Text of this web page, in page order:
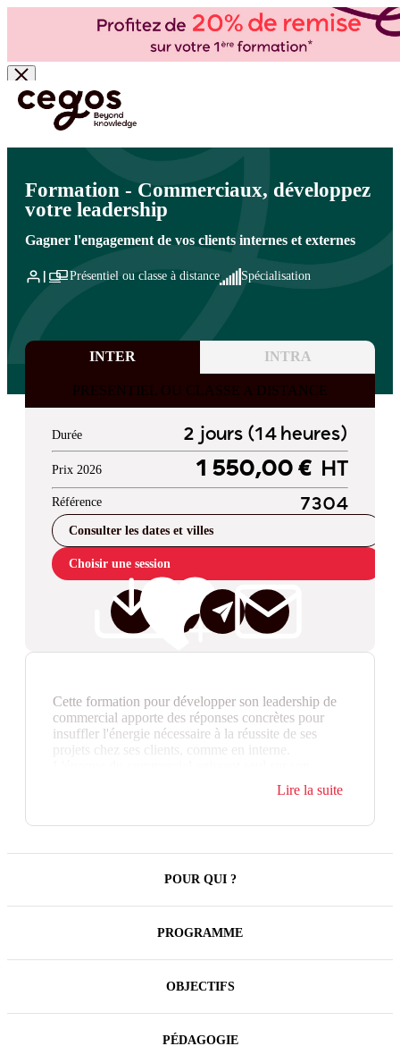
Skip to main content
Vous êtes ici : Accueil >Cegos, organisme de formation à Paris et en régions
>Vente et négociation
Formation - Commerciaux, développez
votre leadership
Gagner l'engagement de vos clients internes et externes
Présentiel ou classe à distance Spécialisation
INTER INTRA
PRESENTIEL OU CLASSE A DISTANCE
Durée 2 jours (14 heures)
Prix 2026 1 550,00 € HT
Référence 7304
Consulter les dates et villes
Choisir une session
Cette formation pour développer son leadership de
commercial apporte des réponses concrètes pour
insuffler l'énergie nécessaire à la réussite de ses
projets chez ses clients, comme en interne.
territoire est révolue ! Aujourd'hui, le commercial
performant interagit avec une multiplicité d'acteurs,
Exercer pleinement son leadership est un atout
Lire la suite
POUR QUI ?
PROGRAMME
OBJECTIFS
PÉDAGOGIE